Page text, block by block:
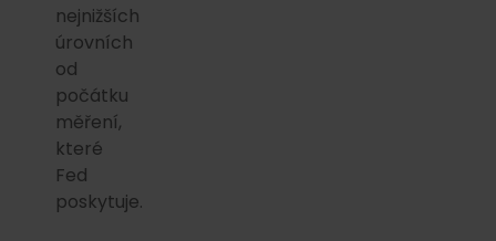
nejnižších
úrovních
od
počátku
měření,
které
Fed
poskytuje.